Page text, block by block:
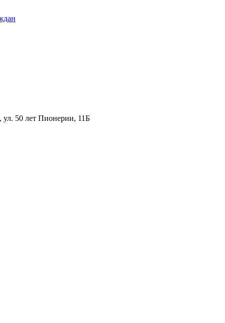
50 лет Пионерии, 11Б